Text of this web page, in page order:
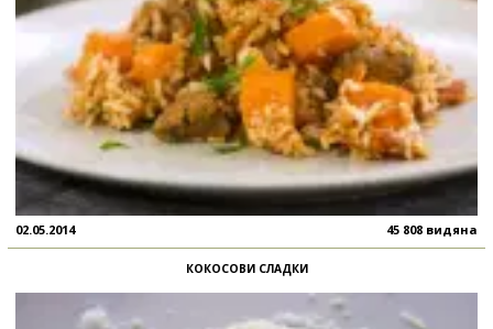
02.05.2014 45 808 видяна
КОКОСОВИ СЛАДКИ